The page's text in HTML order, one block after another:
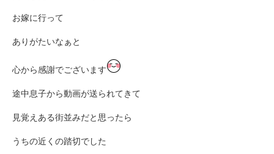
お嫁に行って
ありがたいなぁと
心から感謝でございます
途中息子から動画が送られてきて
見覚えある街並みだと思ったら
うちの近くの踏切でした